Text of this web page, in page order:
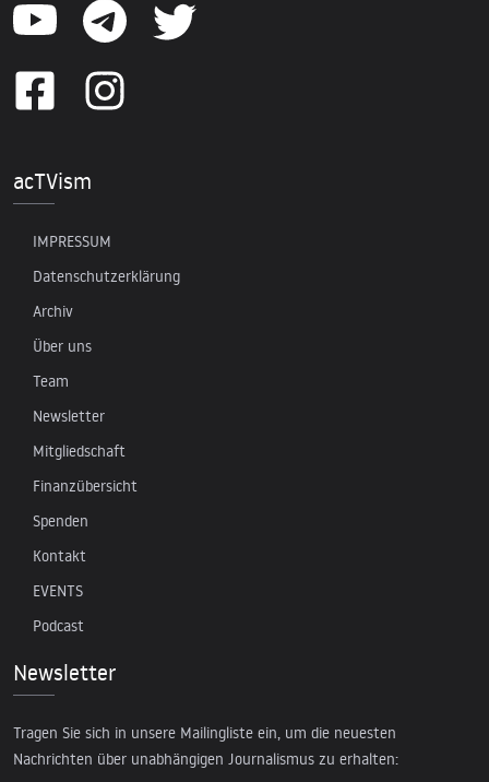
acTVism
IMPRESSUM
Datenschutzerklärung
Archiv
Über uns
Team
Newsletter
Mitgliedschaft
Finanzübersicht
Spenden
Kontakt
EVENTS
Podcast
Newsletter
Tragen Sie sich in unsere Mailingliste ein, um die neuesten
Nachrichten über unabhängigen Journalismus zu erhalten: